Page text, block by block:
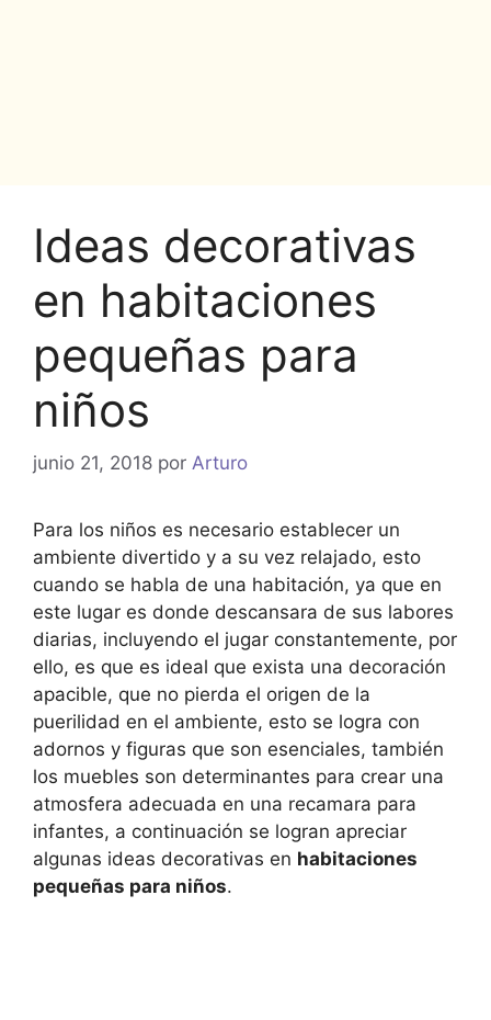
Ideas decorativas
en habitaciones
pequeñas para
niños
junio 21, 2018 por Arturo
Para los niños es necesario establecer un
ambiente divertido y a su vez relajado, esto
cuando se habla de una habitación, ya que en
este lugar es donde descansara de sus labores
diarias, incluyendo el jugar constantemente, por
ello, es que es ideal que exista una decoración
apacible, que no pierda el origen de la
puerilidad en el ambiente, esto se logra con
adornos y figuras que son esenciales, también
los muebles son determinantes para crear una
atmosfera adecuada en una recamara para
infantes, a continuación se logran apreciar
algunas ideas decorativas en habitaciones
pequeñas para niños.